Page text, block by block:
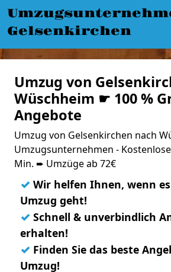
Gelsenkirchen
Umzug von
Wüschheim ☛ 100 %
Angebote
Umzug von Gelsenkirchen nach
Umzugsunternehmen -
Min. ➨ Umzüge ab 72€
✓ Wir helfen Ihnen, wenn
Umzug geht!
✓ Schnell & unverbindlich
erhalten!
✓ Finden Sie das beste
Umzug!